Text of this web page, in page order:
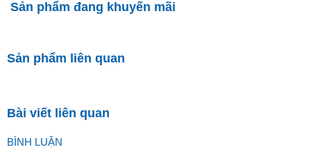
Sản phẩm đang khuyến mãi
Sản phẩm liên quan
Bài viết liên quan
BÌNH LUẬN